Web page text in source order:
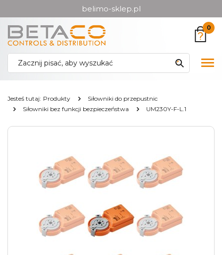
do menu
głównego
do
menu
w
stopce
belimo-sklep.pl
0
Jesteś tutaj: Produkty
Siłowniki do przepustnic
Siłowniki bez funkcji bezpieczeństwa
UM230Y-F-L.1